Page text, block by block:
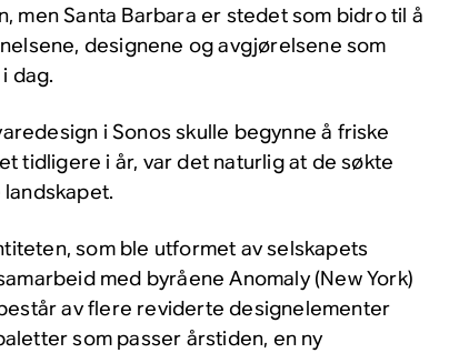
men Santa Barbara er stedet som bidro til å
designene og avgjørelsene som
dag.
i Sonos skulle begynne å friske
tidligere i år, var det naturlig at de søkte
som ble utformet av selskapets
med byråene Anomaly (New York)
av flere reviderte designelementer
som passer årstiden, en ny